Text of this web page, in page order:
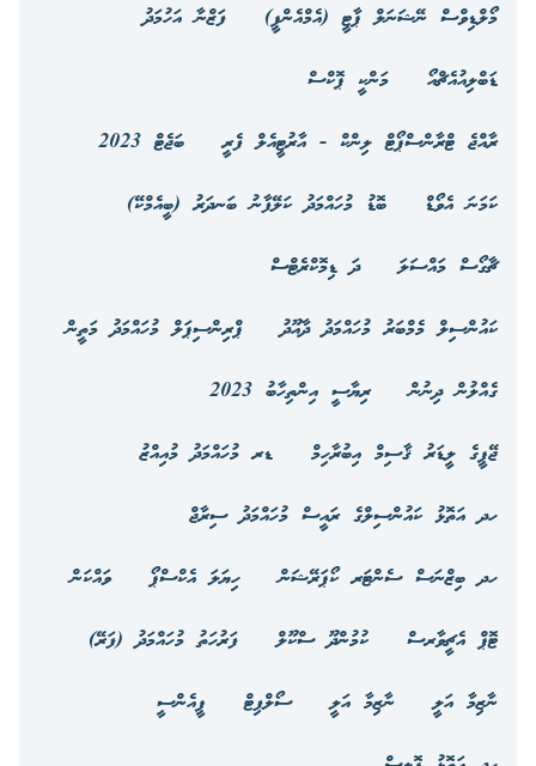
މޯލްޑިވްސް ނޭޝަނަލް ޕާޓީ (އެމްއެންޕީ)
ފަޒްނާ އަހުމަދު
ޑަބްލިއުއެޗްއޯ
މަންކީ ޕޮކްސް
ރާއްޖެ ޓްރާންސްޕޯޓް ލިންކް - އާރުޓީއެލް ފެރީ
ބަޖެޓް 2023
ކަމަނަ އެވޯޑް
ބޮޑު މުހައްމަދު ކަލޭފާނު ބަނދަރު (ބީއެމްކޭ)
ޗާގޯސް މައްސަލަ
ދަ ޑިމޮކްރެޓްސް
ކައުންސިލް މެމްބަރު މުހައްމަދު ދާއޫދު
ޕްރިންސިޕަލް މުހައްމަދު މަތީން
ގެއްލުން ދިނުން
ރިޔާސީ އިންތިހާބު 2023
ޖޭޕީގެ ލީޑަރު ޤާސިމް އިބުރާހިމް
ޑރ މުހައްމަދު މުއިއްޒު
ހދ އަތޮޅު ކައުންސިލްގެ ރައީސް މުހައްމަދު ސިރާޖް
ހދ ބިޒްނަސް ސެންޓަރ ކޯޕަރޭޝަން
ހިޔަލަ އެކްސްޕޯ
ވައްކަން
ޓޮޕް އެޗީވާރސް
ކުމުންދޫ ސްކޫލް
ފަރުހަތު މުހައްމަދު (ފަރޭ)
ނާޒިމާ އަލީ
ނާޒިމާ އަލީ ސޯލްފިޓް
ޕީއެންސީ